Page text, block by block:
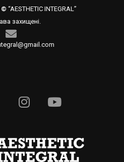
© “AESTHETIC INTEGRAL”
захищені.